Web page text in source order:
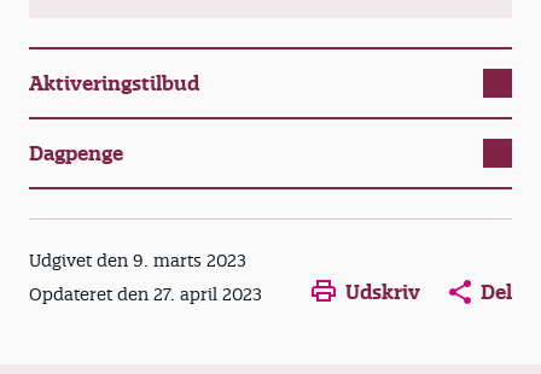
Det samme gælder, hvis du mener,
jobcenteret har givet dig et tilbud, der ikke
tager hensyn til din situation. Fx helbred eller
transporttid.
Du er altid velkommen til at kontakte os i A-
kassen for råd og vejledning. Men vil du
klage, er det til Ankestyrelsens
Aktiveringstilbud
Dagpenge
Udgivet den 9. marts 2023
Opdateret den 27. april 2023
Udskriv Del